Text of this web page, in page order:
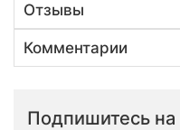
Отзывы
Комментарии
Подпишитесь